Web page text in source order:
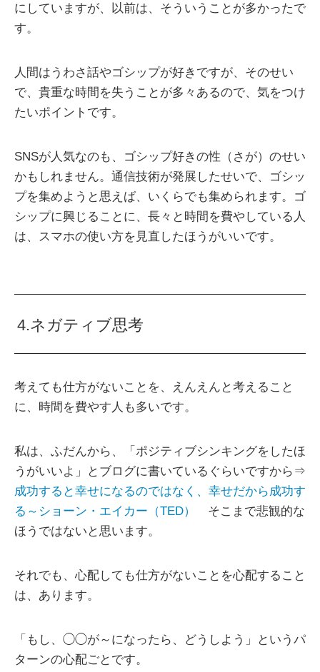
にしていますが、以前は、そういうことが多かったで
す。
人間はうわさ話やゴシップが好きですが、そのせい
で、貴重な時間を失うことが多々あるので、気をつけ
たいポイントです。
SNSが人気なのも、ゴシップ好きの性（さが）のせい
かもしれません。通信技術が発展したせいで、ゴシッ
プを集めようと思えば、いくらでも集められます。ゴ
シップに興じることに、長々と時間を費やしている人
は、スマホの使い方を見直したほうがいいです。
4.ネガティブ思考
考えても仕方がないことを、えんえんと考えること
に、時間を費やす人も多いです。
私は、ふだんから、「ポジティブシンキングをしたほ
うがいいよ」とブログに書いているぐらいですから⇒
成功すると幸せになるのではなく、幸せだから成功す
る～ショーン・エイカー（TED）
そこまで悲観的な
ほうではないと思います。
それでも、心配しても仕方がないことを心配すること
は、あります。
「もし、◯◯が～になったら、どうしよう」というパ
ターンの心配ごとです。